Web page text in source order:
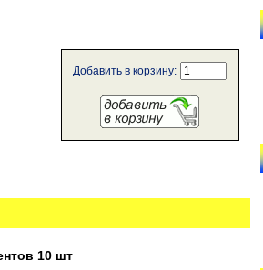
Добавить в корзину:
10 шт